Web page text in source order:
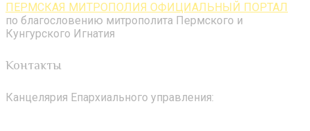
ПЕРМСКАЯ МИТРОПОЛИЯ ОФИЦИАЛЬНЫЙ ПОРТАЛ
по благословению митрополита Пермского и
Кунгурского Игнатия
Контакты
Канцелярия Епархиального управления: